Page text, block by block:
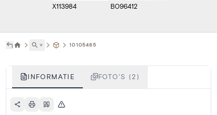
X113984 B096412
˅ 10105485
INFORMATIE FOTO'S (2)